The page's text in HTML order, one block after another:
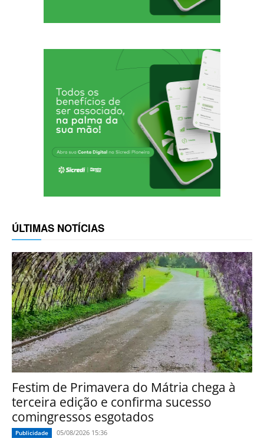
ÚLTIMAS NOTÍCIAS
Festim de Primavera do Mátria chega à
terceira edição e confirma sucesso
comingressos esgotados
Publicidade 05/08/2026 15:36